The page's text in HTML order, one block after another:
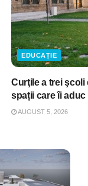
EDUCAȚIE
Curţile a trei
spații care îi
AUGUST 5, 2026